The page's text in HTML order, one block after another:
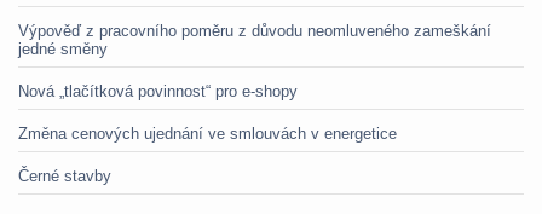
Výpověď z pracovního poměru z důvodu neomluveného zameškání
jedné směny
Nová „tlačítková povinnost“ pro e-shopy
Změna cenových ujednání ve smlouvách v energetice
Černé stavby